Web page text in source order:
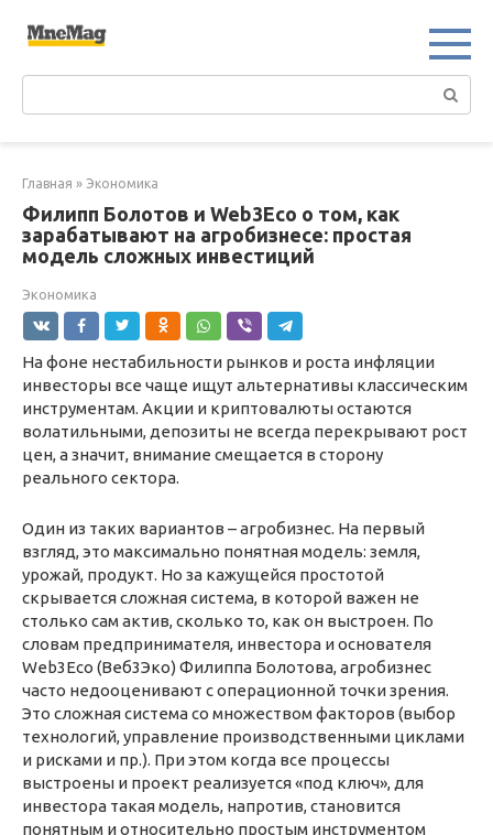
Главная » Экономика
Филипп Болотов и Web3Eco о том, как
зарабатывают на агробизнесе: простая
модель сложных инвестиций
Экономика
На фоне нестабильности рынков и роста инфляции
инвесторы все чаще ищут альтернативы классическим
инструментам. Акции и криптовалюты остаются
волатильными, депозиты не всегда перекрывают рост
цен, а значит, внимание смещается в сторону
реального сектора.
Один из таких вариантов – агробизнес. На первый
взгляд, это максимально понятная модель: земля,
урожай, продукт. Но за кажущейся простотой
скрывается сложная система, в которой важен не
столько сам актив, сколько то, как он выстроен. По
словам предпринимателя, инвестора и основателя
Web3Eco (Веб3Эко) Филиппа Болотова, агробизнес
часто недооценивают с операционной точки зрения.
Это сложная система со множеством факторов (выбор
технологий, управление производственными циклами
и рисками и пр.). При этом когда все процессы
выстроены и проект реализуется «под ключ», для
инвестора такая модель, напротив, становится
понятным и относительно простым инструментом